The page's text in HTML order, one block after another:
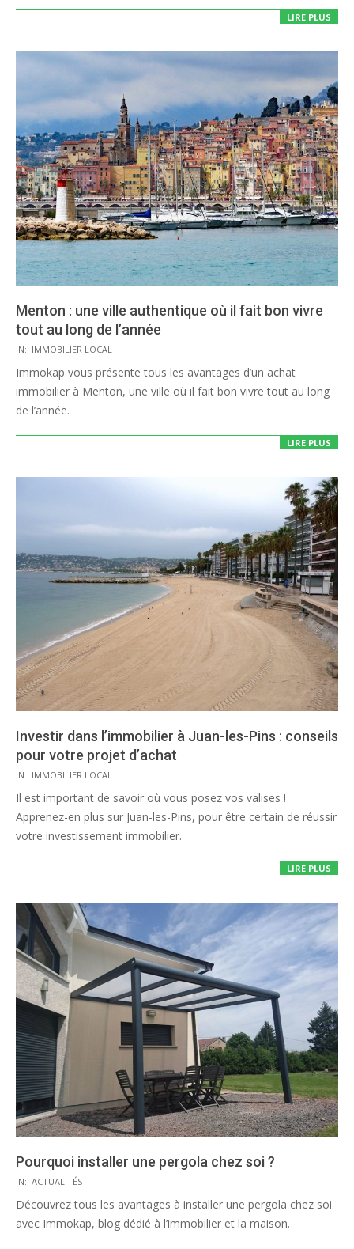
LIRE PLUS
Menton : une ville authentique où il fait bon vivre
tout au long de l’année
2020-
08-
03
IN: IMMOBILIER LOCAL
Immokap vous présente tous les avantages d’un achat
immobilier à Menton, une ville où il fait bon vivre tout au long
de l’année.
LIRE PLUS
Investir dans l’immobilier à Juan-les-Pins : conseils
pour votre projet d’achat
2020-
08-
03
IN: IMMOBILIER LOCAL
Il est important de savoir où vous posez vos valises !
Apprenez-en plus sur Juan-les-Pins, pour être certain de réussir
votre investissement immobilier.
LIRE PLUS
Pourquoi installer une pergola chez soi ?
2020-
07-
30
IN: ACTUALITÉS
Découvrez tous les avantages à installer une pergola chez soi
avec Immokap, blog dédié à l’immobilier et la maison.